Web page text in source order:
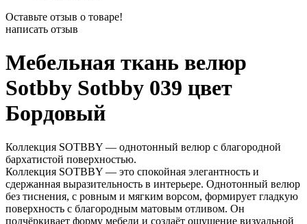
Оставьте отзыв о товаре!
написать отзыв
Мебельная ткань велюр
Sotbby Sotbby 039 цвет
Бордовый
Коллекция SOTBBY — однотонный велюр с благородной
бархатистой поверхностью.
Коллекция SOTBBY — это спокойная элегантность и
сдержанная выразительность в интерьере. Однотонный велюр
без тиснения, с ровным и мягким ворсом, формирует гладкую
поверхность с благородным матовым отливом. Он
подчёркивает форму мебели и создаёт ощущение визуальной